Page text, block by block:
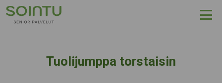
Hyppää sisältöön
Tuolijumppa torstaisin